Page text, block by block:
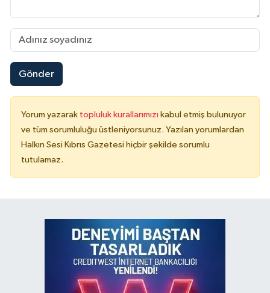
Gönder
Yorum yazarak topluluk kurallarımızı kabul etmiş bulunuyor
ve tüm sorumluluğu üstleniyorsunuz. Yazılan yorumlardan
Halkın Sesi Kıbrıs Gazetesi hiçbir şekilde sorumlu
tutulamaz.